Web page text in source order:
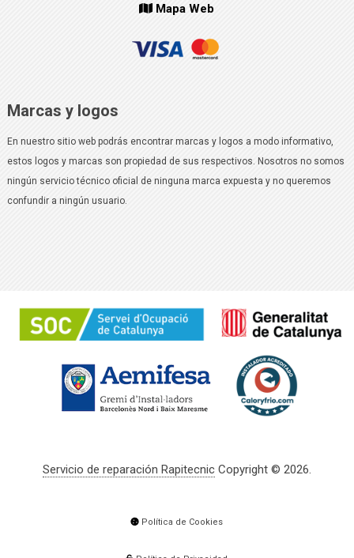
Mapa Web
Marcas y logos
En nuestro sitio web podrás encontrar marcas y logos a modo informativo,
estos logos y marcas son propiedad de sus respectivos. Nosotros no somos
ningún servicio técnico oficial de ninguna marca expuesta y no queremos
confundir a ningún usuario.
Servicio de reparación RapitecnicCopyright © 2026.
Política de Cookies